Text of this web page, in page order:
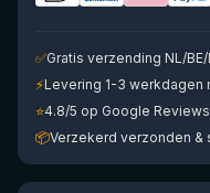
✅Gratis verzending NL/
⚡Levering 1-3 werkdagen
⭐4.8/5 op Google
📦Verzekerd verzonden